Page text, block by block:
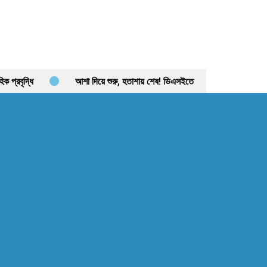
প্রবৃদ্ধি আশা দিয়ে শুরু, হতাশায় শেষ! ডিএসইতে